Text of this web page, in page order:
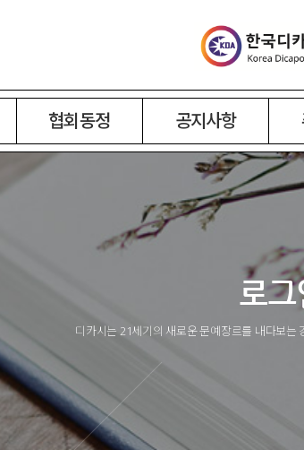
협회동정 공지사항
로
디카시는 21세기의 새로운 문예장르를 내다보는